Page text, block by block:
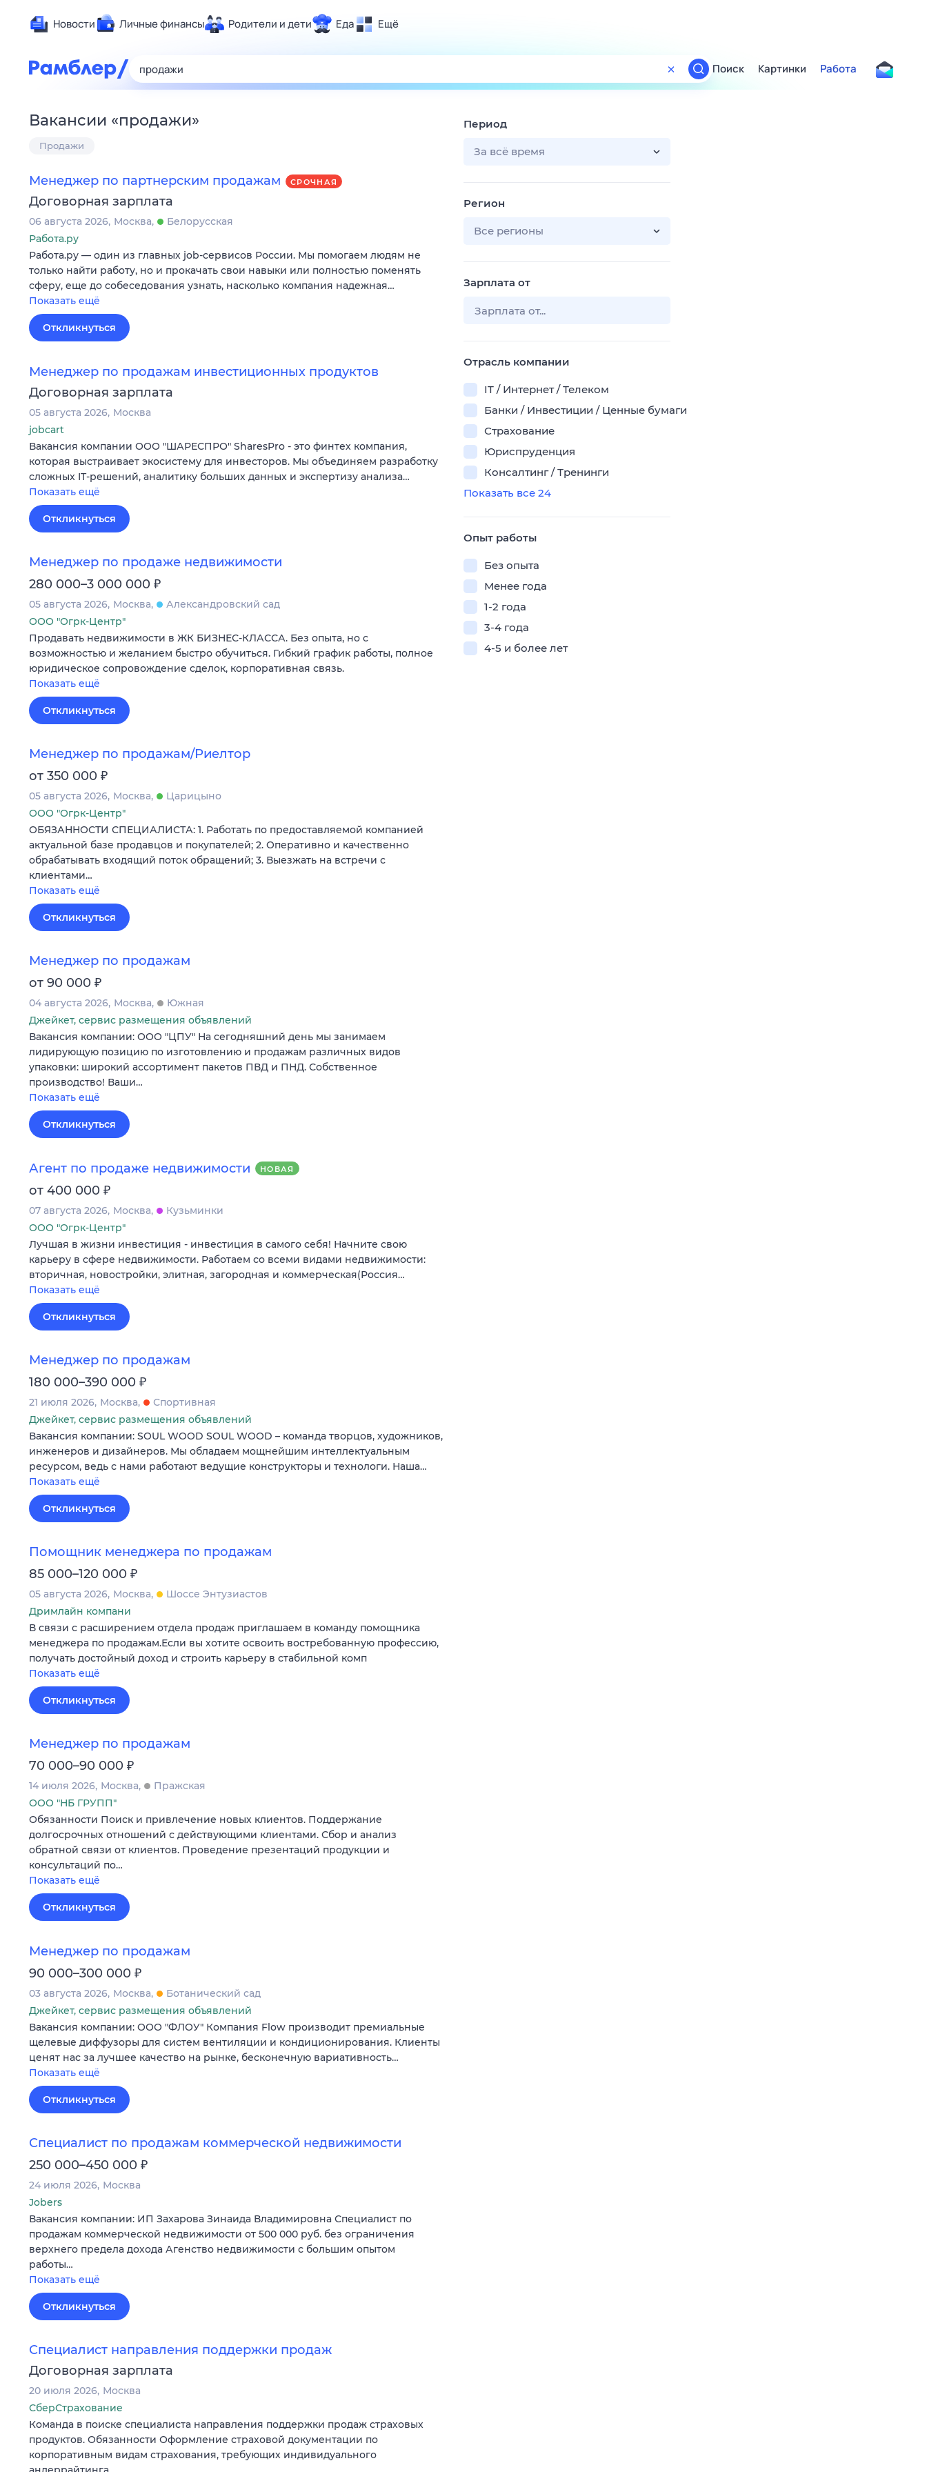
Новости Личные финансы Родители и дети Еда Ещё
Развлечения и отдых
Технологии и тренды
Гороскопы
Поиск
ТВ-программа
Поиск Картинки Работа
Вакансии «продажи»
Продажи
Менеджер по партнерским продажам СРОЧНАЯ
Договорная зарплата
06 августа 2026 Москва
Белорусская
Работа.ру
Работа.ру — один из главных job-сервисов России. Мы помогаем людям не
только найти работу, но и прокачать свои навыки или полностью поменять
сферу, еще до собеседования узнать, насколько компания надежная…
Показать ещё
Откликнуться
Менеджер по продажам инвестиционных продуктов
Договорная зарплата
05 августа 2026 Москва
jobcart
Вакансия компании ООО "ШАРЕСПРО" SharesPro - это финтех компания,
которая выстраивает экосистему для инвесторов. Мы объединяем разработку
сложных IT‑решений, аналитику больших данных и экспертизу анализа…
Показать ещё
Откликнуться
Менеджер по продаже недвижимости
280 000–3 000 000 ₽
05 августа 2026 Москва
Александровский сад
ООО "Огрк-Центр"
Продавать недвижимости в ЖК БИЗНЕС-КЛАССА. Без опыта, но с
возможностью и желанием быстро обучиться. Гибкий график работы, полное
юридическое сопровождение сделок, корпоративная связь.
Показать ещё
Откликнуться
Менеджер по продажам/Риелтор
от 350 000 ₽
05 августа 2026 Москва
Царицыно
ООО "Огрк-Центр"
ОБЯЗАННОСТИ СПЕЦИАЛИСТА: 1. Работать по предоставляемой компанией
актуальной базе продавцов и покупателей; 2. Оперативно и качественно
обрабатывать входящий поток обращений; 3. Выезжать на встречи с
клиентами…
Показать ещё
Откликнуться
Менеджер по продажам
от 90 000 ₽
04 августа 2026 Москва
Южная
Джейкет, сервис размещения объявлений
Вакансия компании: ООО "ЦПУ" На сегодняшний день мы занимаем
лидирующую позицию по изготовлению и продажам различных видов
упаковки: широкий ассортимент пакетов ПВД и ПНД. Собственное
производство! Ваши…
Показать ещё
Откликнуться
Агент по продаже недвижимости НОВАЯ
от 400 000 ₽
07 августа 2026 Москва
Кузьминки
ООО "Огрк-Центр"
Лучшая в жизни инвестиция - инвестиция в самого себя! Начните свою
карьеру в сфере недвижимости. Работаем со всеми видами недвижимости:
вторичная, новостройки, элитная, загородная и коммерческая(Россия…
Показать ещё
Откликнуться
Менеджер по продажам
180 000–390 000 ₽
21 июля 2026 Москва
Спортивная
Джейкет, сервис размещения объявлений
Вакансия компании: SOUL WOOD SOUL WOOD – команда творцов, художников,
инженеров и дизайнеров. Мы обладаем мощнейшим интеллектуальным
ресурсом, ведь с нами работают ведущие конструкторы и технологи. Наша…
Показать ещё
Откликнуться
Помощник менеджера по продажам
85 000–120 000 ₽
05 августа 2026 Москва
Шоссе Энтузиастов
Дримлайн компани
В связи с расширением отдела продаж приглашаем в команду помощника
менеджера по продажам.Если вы хотите освоить востребованную профессию,
получать достойный доход и строить карьеру в стабильной комп
Показать ещё
Откликнуться
Менеджер по продажам
70 000–90 000 ₽
14 июля 2026 Москва
Пражская
ООО "НБ ГРУПП"
Обязанности Поиск и привлечение новых клиентов. Поддержание
долгосрочных отношений с действующими клиентами. Сбор и анализ
обратной связи от клиентов. Проведение презентаций продукции и
консультаций по…
Показать ещё
Откликнуться
Менеджер по продажам
90 000–300 000 ₽
03 августа 2026 Москва
Ботанический сад
Джейкет, сервис размещения объявлений
Вакансия компании: ООО "ФЛОУ" Компания Flow производит премиальные
щелевые диффузоры для систем вентиляции и кондиционирования. Клиенты
ценят нас за лучшее качество на рынке, бесконечную вариативность…
Показать ещё
Откликнуться
Специалист по продажам коммерческой недвижимости
250 000–450 000 ₽
24 июля 2026 Москва
Jobers
Вакансия компании: ИП Захарова Зинаида Владимировна Специалист по
продажам коммерческой недвижимости от 500 000 руб. без ограничения
верхнего предела дохода Агенство недвижимости с большим опытом
работы…
Показать ещё
Откликнуться
Специалист направления поддержки продаж
Договорная зарплата
20 июля 2026 Москва
СберСтрахование
Команда в поиске специалиста направления поддержки продаж страховых
продуктов. Обязанности Оформление страховой документации по
корпоративным видам страхования, требующих индивидуального
Период
За всё время
Регион
Все регионы
Зарплата от
Отрасль компании
IT / Интернет / Телеком
Банки / Инвестиции / Ценные бумаги
Страхование
Юриспруденция
Консалтинг / Тренинги
Показать все 24
Опыт работы
Без опыта
Менее года
1-2 года
3-4 года
4-5 и более лет